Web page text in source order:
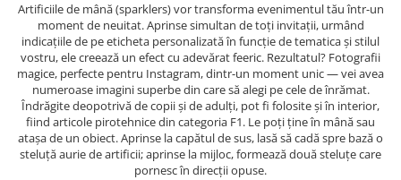
Artificiile de mână (sparklers) vor transforma evenimentul tău într-un
moment de neuitat. Aprinse simultan de toți invitații, urmând
indicațiile de pe eticheta personalizată în funcție de tematica și stilul
vostru, ele creează un efect cu adevărat feeric. Rezultatul? Fotografii
magice, perfecte pentru Instagram, dintr-un moment unic — vei avea
numeroase imagini superbe din care să alegi pe cele de înrămat.
Îndrăgite deopotrivă de copii și de adulți, pot fi folosite și în interior,
fiind articole pirotehnice din categoria F1. Le poți ține în mână sau
atașa de un obiect. Aprinse la capătul de sus, lasă să cadă spre bază o
steluță aurie de artificii; aprinse la mijloc, formează două steluțe care
pornesc în direcții opuse.